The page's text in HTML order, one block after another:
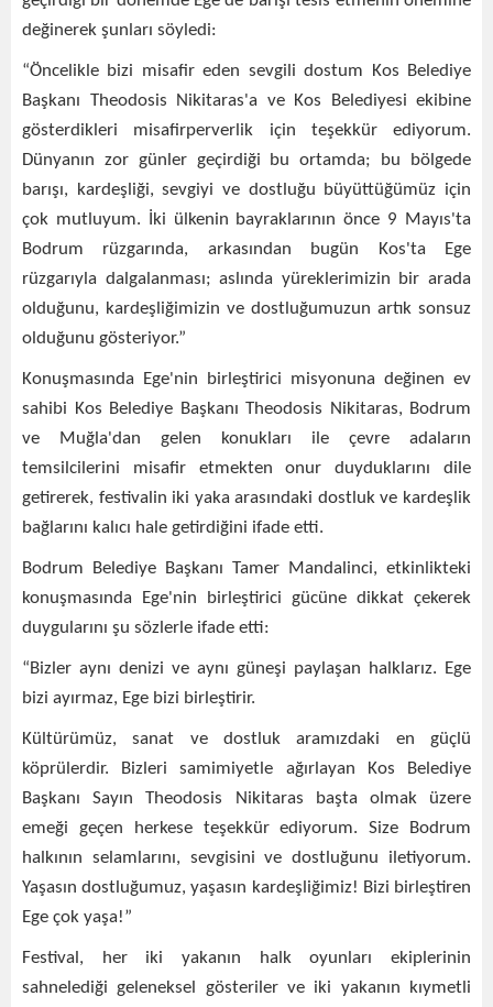
değinerek şunları söyledi:
“Öncelikle bizi misafir eden sevgili dostum Kos Belediye
Başkanı Theodosis Nikitaras'a ve Kos Belediyesi ekibine
gösterdikleri misafirperverlik için teşekkür ediyorum.
Dünyanın zor günler geçirdiği bu ortamda; bu bölgede
barışı, kardeşliği, sevgiyi ve dostluğu büyüttüğümüz için
çok mutluyum. İki ülkenin bayraklarının önce 9 Mayıs'ta
Bodrum rüzgarında, arkasından bugün Kos'ta Ege
rüzgarıyla dalgalanması; aslında yüreklerimizin bir arada
olduğunu, kardeşliğimizin ve dostluğumuzun artık sonsuz
olduğunu gösteriyor.”
Konuşmasında Ege'nin birleştirici misyonuna değinen ev
sahibi Kos Belediye Başkanı Theodosis Nikitaras, Bodrum
ve Muğla'dan gelen konukları ile çevre adaların
temsilcilerini misafir etmekten onur duyduklarını dile
getirerek, festivalin iki yaka arasındaki dostluk ve kardeşlik
bağlarını kalıcı hale getirdiğini ifade etti.
Bodrum Belediye Başkanı Tamer Mandalinci, etkinlikteki
konuşmasında Ege'nin birleştirici gücüne dikkat çekerek
duygularını şu sözlerle ifade etti:
“Bizler aynı denizi ve aynı güneşi paylaşan halklarız. Ege
bizi ayırmaz, Ege bizi birleştirir.
Kültürümüz, sanat ve dostluk aramızdaki en güçlü
köprülerdir. Bizleri samimiyetle ağırlayan Kos Belediye
Başkanı Sayın Theodosis Nikitaras başta olmak üzere
emeği geçen herkese teşekkür ediyorum. Size Bodrum
halkının selamlarını, sevgisini ve dostluğunu iletiyorum.
Yaşasın dostluğumuz, yaşasın kardeşliğimiz! Bizi birleştiren
Ege çok yaşa!”
Festival, her iki yakanın halk oyunları ekiplerinin
sahnelediği geleneksel gösteriler ve iki yakanın kıymetli